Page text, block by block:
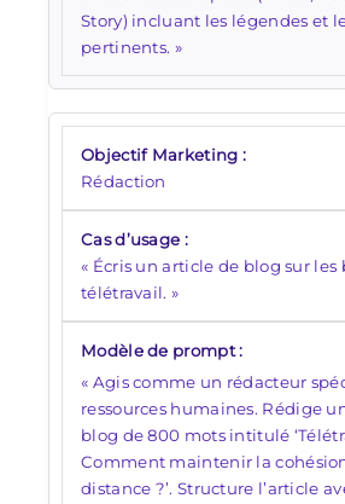
Story) incluant les légendes et
pertinents. »
Rédaction
« Écris un article de blog sur
télétravail. »
« Agis comme un rédacteur
ressources humaines. Rédige
blog de 800 mots intitulé
Comment maintenir la
distance ?’. Structure l’article